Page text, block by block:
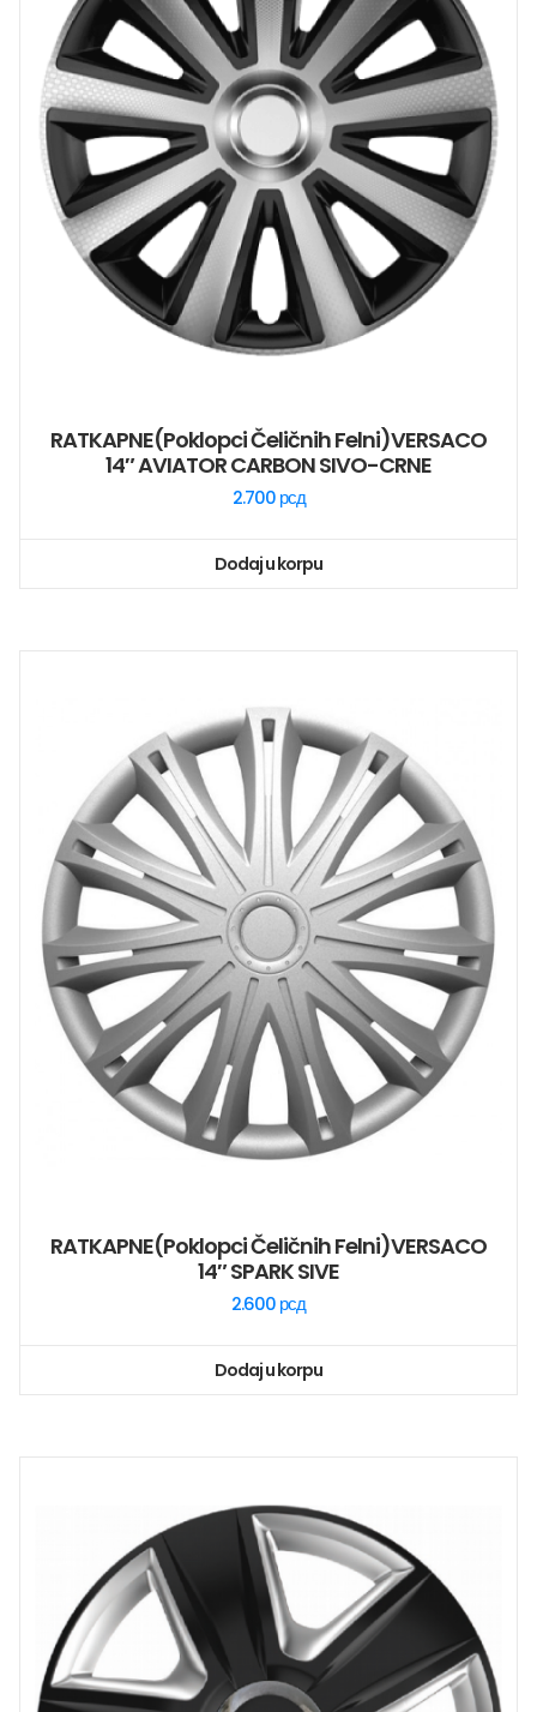
RATKAPNE(poklopci Čeličnih Felni)VERSACO
14″ AVIATOR CARBON SIVO-CRNE
2.700 рсд
Dodaj u korpu
RATKAPNE(poklopci Čeličnih Felni)VERSACO
14″ SPARK SIVE
2.600 рсд
Dodaj u korpu